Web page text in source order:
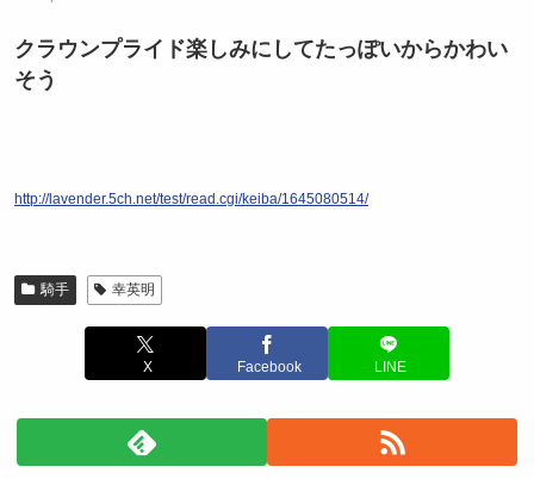
クラウンプライド楽しみにしてたっぽいからかわい
そう
http://lavender.5ch.net/test/read.cgi/keiba/1645080514/
騎手 幸英明
X Facebook LINE